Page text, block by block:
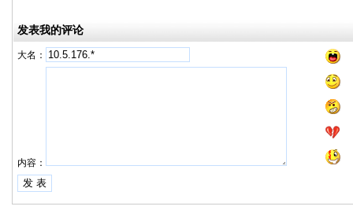
发表我的评论
大名：
内容：